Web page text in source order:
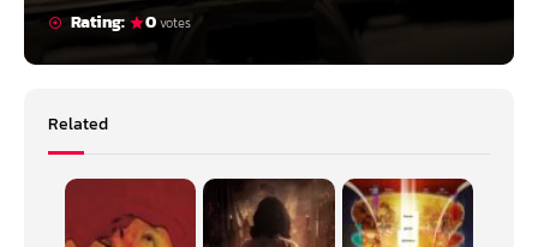
Rating:
0votes
Related